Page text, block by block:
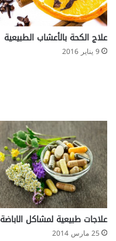
s
t
i
v
e
m
علاج الكحة بالأعشاب الطبيعية
9 يناير 2016
علاجات طبيعية لمشاكل الاباضة
25 مارس 2014